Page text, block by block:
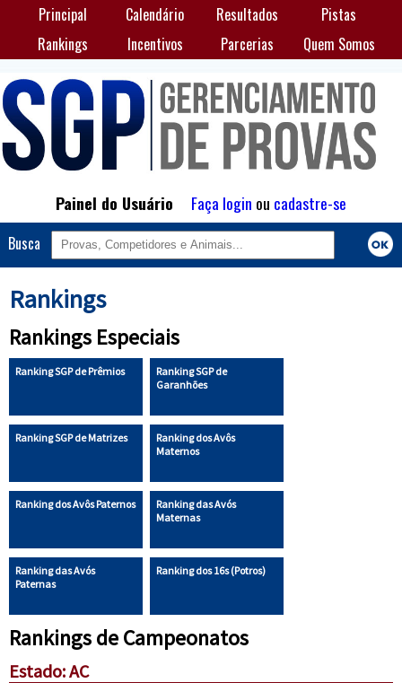
Principal Calendário Resultados
Pistas
Rankings
Incentivos Parcerias Quem Somos
Painel do Usuário Faça login ou cadastre-se
Busca
Rankings
Rankings Especiais
Ranking SGP de Prêmios
Ranking SGP de
Garanhões
Ranking SGP de Matrizes
Ranking dos Avôs
Maternos
Ranking dos Avôs Paternos
Ranking das Avós
Maternas
Ranking das Avós
Paternas
Ranking dos 16s (Potros)
Rankings de Campeonatos
Estado: AC